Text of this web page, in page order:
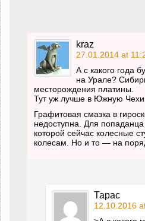
kraz
27.01.2014 at
А с какого года
на Урале?
месторождения платины.
Тут уж лучше в Южную
Графитовая смазка в
недоступна. Для попаданца
которой сейчас колесные
колесам. Но и то — на
Тарас
12.10.2016